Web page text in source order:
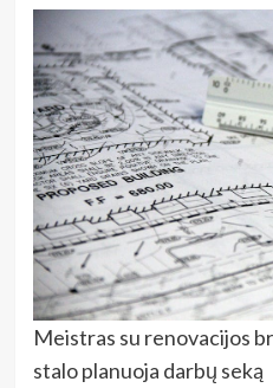
Meistras su renovacijos
stalo planuoja darbų seką